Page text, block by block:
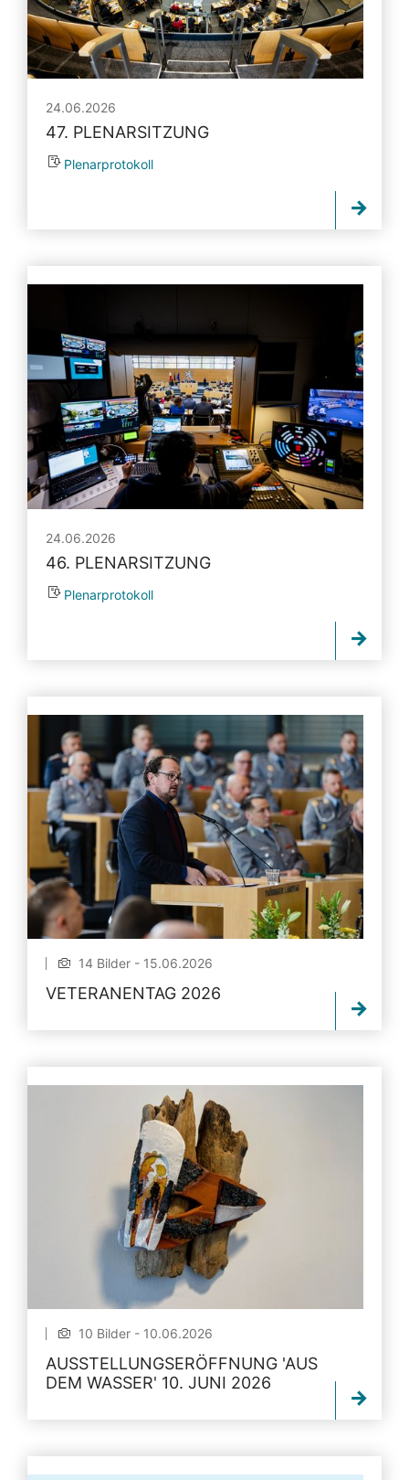
24.06.2026
47. PLENARSITZUNG
Plenarprotokoll
24.06.2026
46. PLENARSITZUNG
Plenarprotokoll
14 Bilder - 15.06.2026
VETERANENTAG 2026
10 Bilder - 10.06.2026
AUSSTELLUNGSERÖFFNUNG 'AUS
DEM WASSER' 10. JUNI 2026